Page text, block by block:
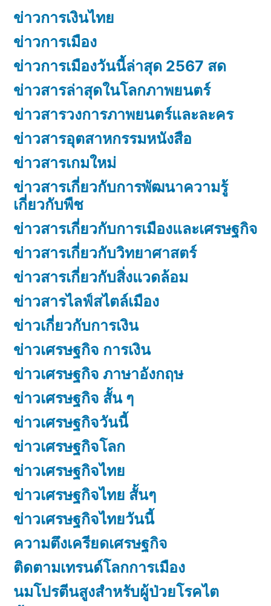
ข่าวการเงินไทย
ข่าวการเมือง
ข่าวการเมืองวันนี้ล่าสุด 2567 สด
ข่าวสารล่าสุดในโลกภาพยนตร์
ข่าวสารวงการภาพยนตร์และละคร
ข่าวสารอุตสาหกรรมหนังสือ
ข่าวสารเกมใหม่
ข่าวสารเกี่ยวกับการพัฒนาความรู้
เกี่ยวกับพืช
ข่าวสารเกี่ยวกับการเมืองและเศรษฐกิจ
ข่าวสารเกี่ยวกับวิทยาศาสตร์
ข่าวสารเกี่ยวกับสิ่งแวดล้อม
ข่าวสารไลฟ์สไตล์เมือง
ข่าวเกี่ยวกับการเงิน
ข่าวเศรษฐกิจ การเงิน
ข่าวเศรษฐกิจ ภาษาอังกฤษ
ข่าวเศรษฐกิจ สั้น ๆ
ข่าวเศรษฐกิจวันนี้
ข่าวเศรษฐกิจโลก
ข่าวเศรษฐกิจไทย
ข่าวเศรษฐกิจไทย สั้นๆ
ข่าวเศรษฐกิจไทยวันนี้
ความตึงเครียดเศรษฐกิจ
ติดตามเทรนด์โลกการเมือง
นมโปรตีนสูงสำหรับผู้ป่วยโรคไต